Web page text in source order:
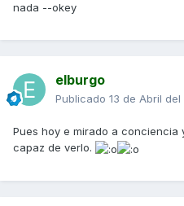
nada --okey
elburgo
Publicado 13 de Abril del
Pues hoy e mirado a conciencia
capaz de verlo.